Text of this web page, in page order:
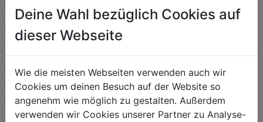
Steckrüben-Rahmsuppe
Schwierigkeit
ANSEHEN
Deine Wahl bezüglich Cookies auf
dieser Webseite
Wie die meisten Webseiten verwenden auch wir
Cookies um deinen Besuch auf der Website so
angenehm wie möglich zu gestalten. Außerdem
verwenden wir Cookies unserer Partner zu Analyse-